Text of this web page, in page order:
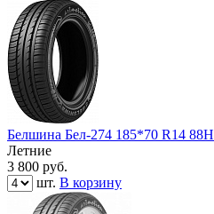
Белшина Бел-274 185*70 R14 88H
Летние
3 800 руб.
шт. В корзину